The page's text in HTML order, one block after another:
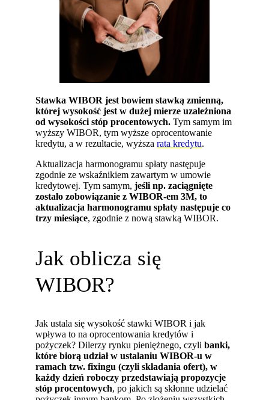
Stawka WIBOR jest bowiem stawką zmienną,
której wysokość jest w dużej mierze uzależniona
od wysokości stóp procentowych. Tym samym im
wyższy WIBOR, tym wyższe oprocentowanie
kredytu, a w rezultacie, wyższarata kredytu.
Aktualizacja harmonogramu spłaty następuje
zgodnie ze wskaźnikiem zawartym w umowie
kredytowej. Tym samym,jeśli np. zaciągnięte
zostało zobowiązanie z WIBOR-em 3M, to
aktualizacja harmonogramu spłaty następuje co
trzy miesiące, zgodnie z nową stawką WIBOR.
Jak oblicza się
WIBOR?
Jak ustala się wysokość stawki WIBOR i jak
wpływa to na oprocentowania kredytów i
pożyczek? Dilerzy rynku pieniężnego, czylibanki,
które biorą udział w ustalaniu WIBOR-u w
ramach tzw. fixingu (czyli składania ofert), w
każdy dzień roboczy przedstawiają propozycje
stóp procentowych, po jakich są skłonne udzielać